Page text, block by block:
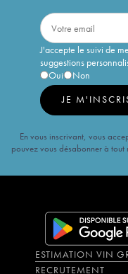
J'accepte le suivi de
suggestions
Oui
Non
JE
En vous inscrivant, vous
pouvez vous désabonner à tout
ESTIMATION VIN
RECRUTEMENT